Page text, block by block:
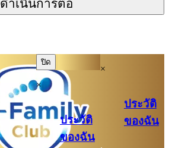
ดำเนินการต่อ
ปิด
×
ประวัติ
ของฉัน
×
ประวัติ
ของฉัน
.